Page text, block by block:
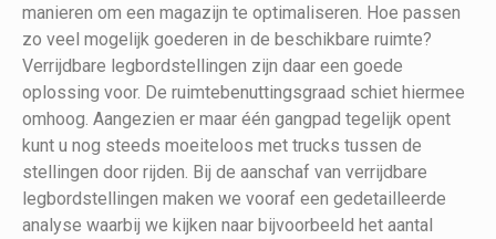
manieren om een magazijn te optimaliseren. Hoe passen
zo veel mogelijk goederen in de beschikbare ruimte?
Verrijdbare legbordstellingen zijn daar een goede
oplossing voor. De ruimtebenuttingsgraad schiet hiermee
omhoog. Aangezien er maar één gangpad tegelijk opent
kunt u nog steeds moeiteloos met trucks tussen de
stellingen door rijden. Bij de aanschaf van verrijdbare
legbordstellingen maken we vooraf een gedetailleerde
analyse waarbij we kijken naar bijvoorbeeld het aantal